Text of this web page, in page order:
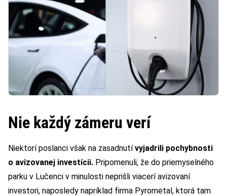
Nie každý zámeru verí
Niektorí poslanci však na zasadnutívyjadrili pochybnosti
o avizovanej investícii. Pripomenuli, že do priemyselného
parku v Lučenci v minulosti neprišli viacerí avizovaní
investori, naposledy napríklad firma Pyrometal, ktorá tam